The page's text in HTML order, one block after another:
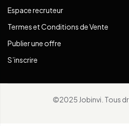
Espace recruteur
Termes et Conditions de Vente
Publier une offre
S’inscrire
©2025 Jobinvi. Tous